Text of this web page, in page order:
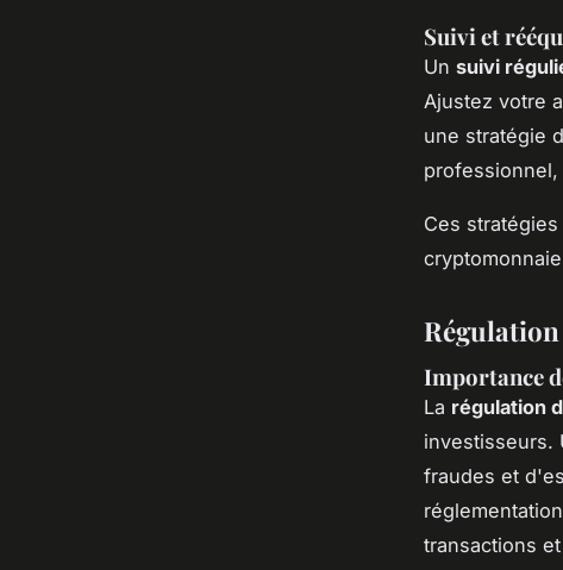
Suivi et
Un suivi
Ajustez votre
une stratégie
professionnel,
Ces
Importance
La régulation
investisseurs.
fraudes et
transactions